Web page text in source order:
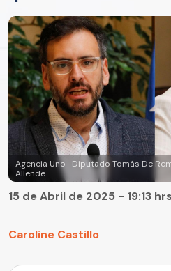
Agencia Uno- Diputado Tomás De
Allende
Caroline Castillo
15 de Abril de 2025 - 19:13